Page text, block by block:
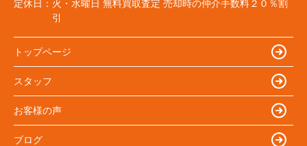
定休日： 火・水曜日 無料買取査定 売却時の仲介手数料２０％割
引
トップページ
スタッフ
お客様の声
ブログ